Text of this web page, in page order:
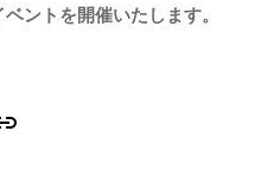
ントを開催いたします。